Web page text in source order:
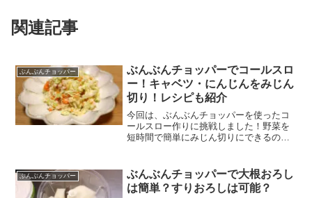
関連記事
ぶんぶんチョッパー
ぶんぶんチョッパーでコールスロ
ー！キャベツ・にんじんをみじん
切り！レシピも紹介
今回は、ぶんぶんチョッパーを使ったコ
ールスロー作りに挑戦しました！野菜を
短時間で簡単にみじん切りにできるの
1/4玉・にんじん：1/2本・塩もみ用の
塩：小さじ1/2・砂糖...
ぶんぶんチョッパー
ぶんぶんチョッパーで大根おろし
は簡単？すりおろしは可能？